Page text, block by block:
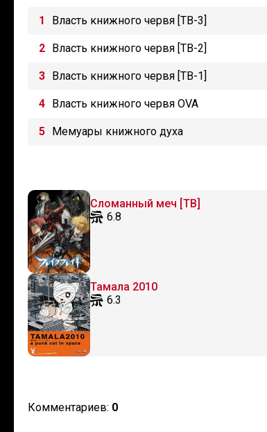
Власть книжного червя [ТВ-3]
Власть книжного червя [ТВ-2]
Власть книжного червя [ТВ-1]
Власть книжного червя OVA
Мемуары книжного духа
Сломанный меч [ТВ]
6.8
Тамала 2010
6.3
Комментариев: 0